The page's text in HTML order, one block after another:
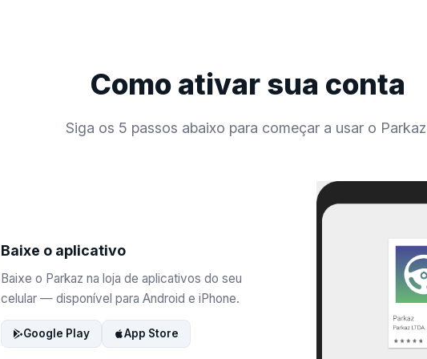
Como ativar sua conta
Siga os 5 passos abaixo para começar a usar o
Baixe o aplicativo
Baixe o Parkaz na loja de aplicativos do seu
celular — disponível para Android e iPhone.
Google Play App Store